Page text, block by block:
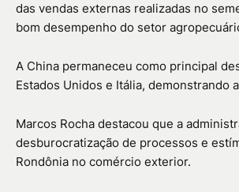
das vendas externas realizadas no
bom desempenho do setor
A China permaneceu como principal
Estados Unidos e Itália, demonstrando
Marcos Rocha destacou que a
desburocratização de processos e
Rondônia no comércio exterior.